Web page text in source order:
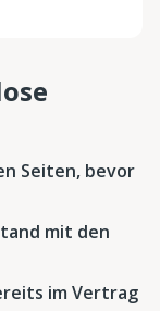
Seiten, bevor
mit den
im Vertrag